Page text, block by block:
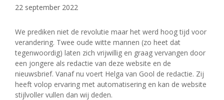
22 september 2022
We prediken niet de revolutie maar het werd hoog tijd voor
verandering. Twee oude witte mannen (zo heet dat
tegenwoordig) laten zich vrijwillig en graag vervangen door
een jongere als redactie van deze website en de
nieuwsbrief. Vanaf nu voert Helga van Gool de redactie. Zij
heeft volop ervaring met automatisering en kan de website
stijlvoller vullen dan wij deden.